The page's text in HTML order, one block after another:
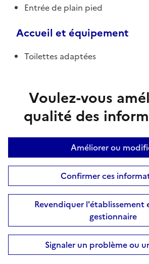
Entrée de plain pied
Accueil et équipement
Toilettes adaptées
Voulez-vous
qualité des
Améliorer ou
Confirmer ces
Revendiquer l'établissement
gestionnaire
Signaler un problème ou